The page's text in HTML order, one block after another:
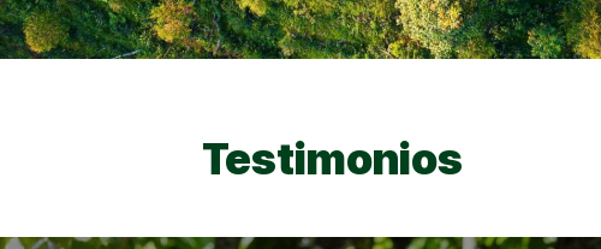
Testimonios